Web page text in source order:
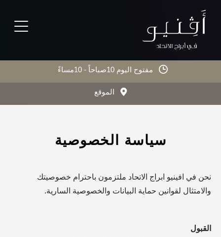
مفتوح اليوم 10صباحاً - 10مساءً
الموقع
سياسة الخصوصية
نحن في افينيو ابراج الاتحاد ملتزمون باحترام خصوصيتك
والامتثال لقوانين حماية البيانات والخصوصية السارية.
القبول